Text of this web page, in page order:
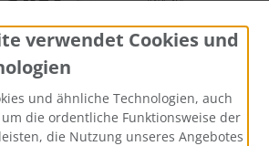
verwendet Cookies und
und ähnliche Technologien, auch
die ordentliche Funktionsweise der
die Nutzung unseres Angebotes